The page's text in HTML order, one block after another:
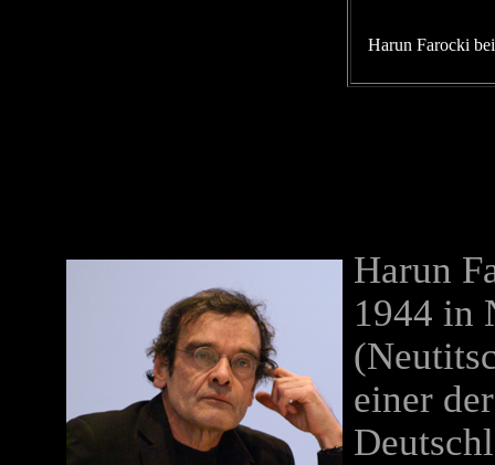
Harun Farocki
Harun
1944 in
einer